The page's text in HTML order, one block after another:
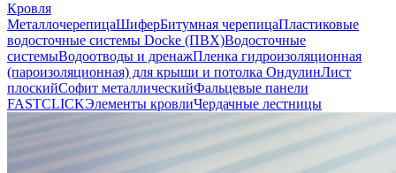
Кровля
МеталлочерепицаШиферБитумная черепицаПластиковые
водосточные системы Docke (ПВХ)Водосточные
системыВодоотводы и дренажПленка гидроизоляционная
(пароизоляционная) для крыши и потолка ОндулинЛист
плоскийСофит металлическийФальцевые панели
FASTCLICKЭлементы кровлиЧердачные лестницы